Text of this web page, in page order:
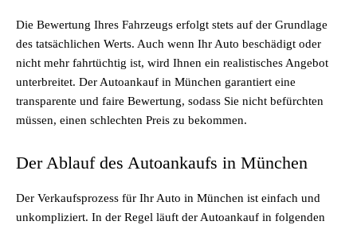
Die Bewertung Ihres Fahrzeugs erfolgt stets auf der Grundlage
des tatsächlichen Werts. Auch wenn Ihr Auto beschädigt oder
nicht mehr fahrtüchtig ist, wird Ihnen ein realistisches Angebot
unterbreitet. Der Autoankauf in München garantiert eine
transparente und faire Bewertung, sodass Sie nicht befürchten
müssen, einen schlechten Preis zu bekommen.
Der Ablauf des Autoankaufs in München
Der Verkaufsprozess für Ihr Auto in München ist einfach und
unkompliziert. In der Regel läuft der Autoankauf in folgenden